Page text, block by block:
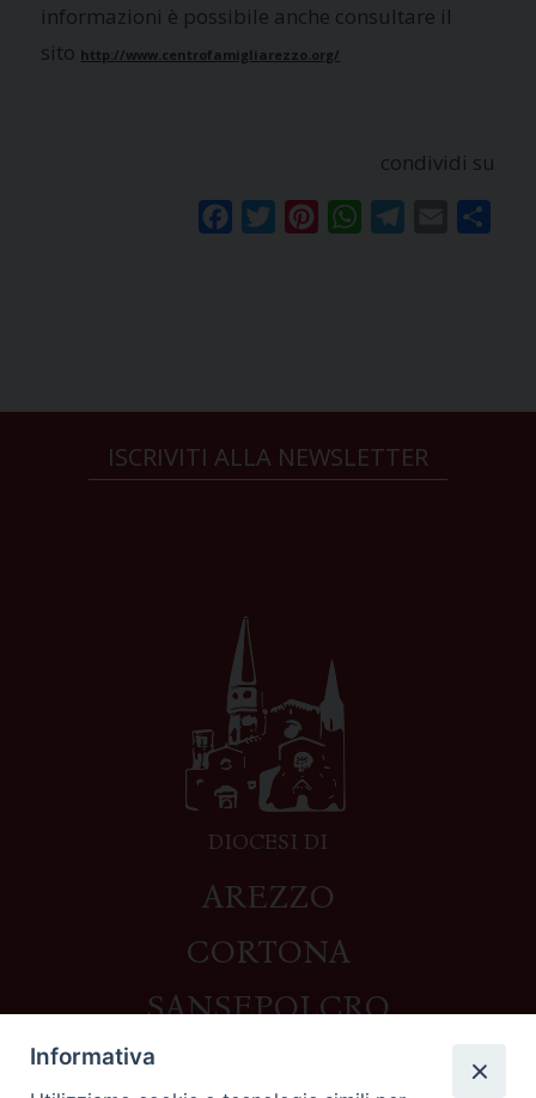
informazioni è possibile anche consultare il
sito http://www.centrofamigliarezzo.org/
condividi su
FacebookTwitterPinterestWhatsAppTelegram
Email
ISCRIVITI ALLA NEWSLETTER
DIOCESI DI
AREZZO
CORTONA
SANSEPOLCRO
Informativa